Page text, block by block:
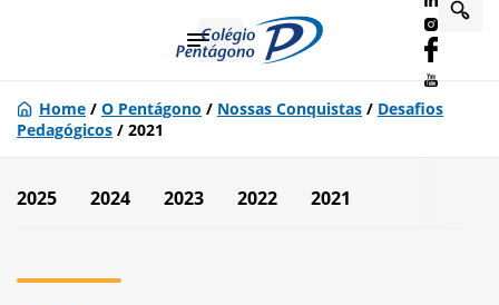
Home / O Pentágono / Nossas Conquistas / Desafios
Pedagógicos / 2021
2025 2024 2023 2022 2021